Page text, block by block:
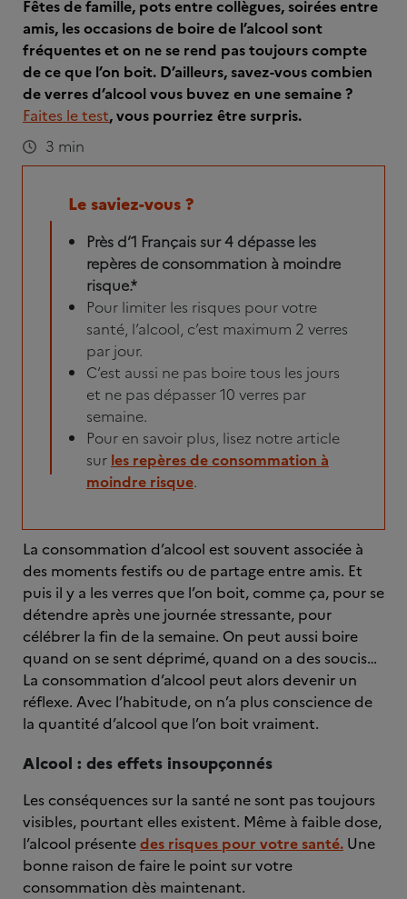
Fêtes de famille, pots entre collègues, soirées entre
amis, les occasions de boire de l’alcool sont
fréquentes et on ne se rend pas toujours compte
de ce que l’on boit. D’ailleurs, savez-vous combien
de verres d’alcool vous buvez en une semaine ?
Faites le test, vous pourriez être surpris.
3 min
Le saviez-vous ?
Près d’1 Français sur 4 dépasse les
repères de consommation à moindre
risque.*
Pour limiter les risques pour votre
santé, l’alcool, c’est maximum 2 verres
par jour.
C’est aussi ne pas boire tous les jours
et ne pas dépasser 10 verres par
semaine.
Pour en savoir plus, lisez notre article
sur les repères de consommation à
moindre risque.
La consommation d’alcool est souvent associée à
des moments festifs ou de partage entre amis. Et
puis il y a les verres que l’on boit, comme ça, pour se
détendre après une journée stressante, pour
célébrer la fin de la semaine. On peut aussi boire
quand on se sent déprimé, quand on a des soucis…
La consommation d’alcool peut alors devenir un
réflexe. Avec l’habitude, on n’a plus conscience de
la quantité d’alcool que l’on boit vraiment.
Alcool : des effets insoupçonnés
Les conséquences sur la santé ne sont pas toujours
visibles, pourtant elles existent. Même à faible dose,
l’alcool présentedes risques pour votre santé. Une
bonne raison de faire le point sur votre
consommation dès maintenant.